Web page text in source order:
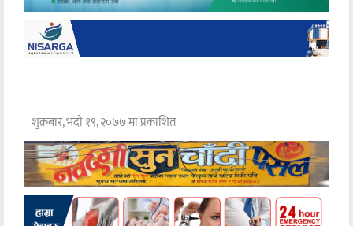
शुक्रबार, भदौ १९, २०७७ मा प्रकाशित